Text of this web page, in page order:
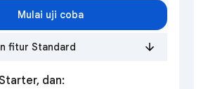
Mulai uji coba
fitur Standard
dan: